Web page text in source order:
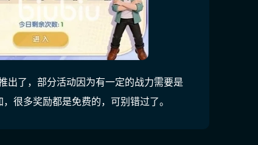
出了，部分活动因为有一定的战力需要是
很多奖励都是免费的，可别错过了。